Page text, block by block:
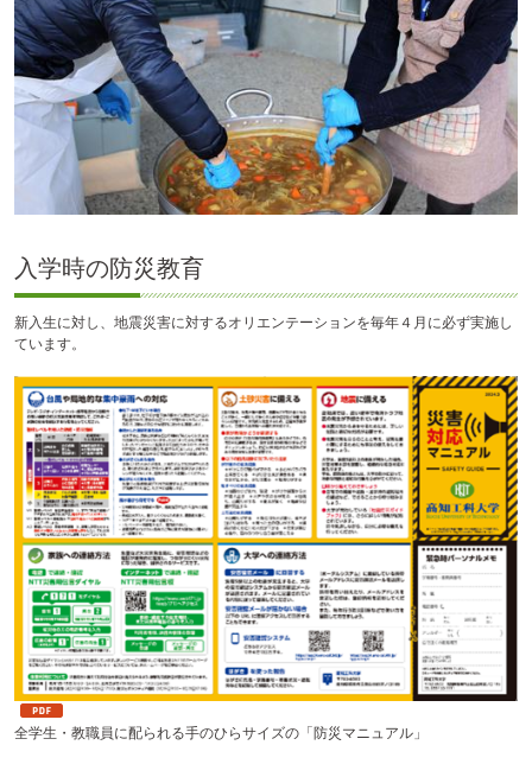
入学時の防災教育
新入生に対し、地震災害に対するオリエンテーションを毎年４月に必ず実施し
ています。
全学生・教職員に配られる手のひらサイズの「防災マニュアル」